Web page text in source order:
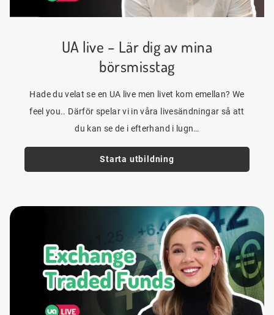
UA live – Lär dig av mina
börsmisstag
Hade du velat se en UA live men livet kom emellan? We
feel you.. Därför spelar vi in våra livesändningar så att
du kan se de i efterhand i lugn…
Starta utbildning